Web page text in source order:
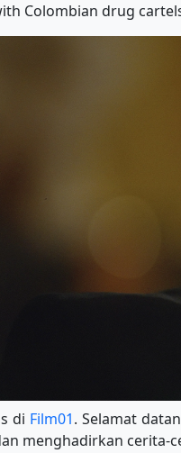
Colombian drug
di Film01. Selamat
menghadirkan